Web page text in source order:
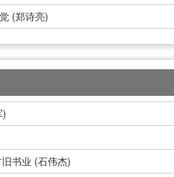
(郑诗亮)
)
书业 (石伟杰)